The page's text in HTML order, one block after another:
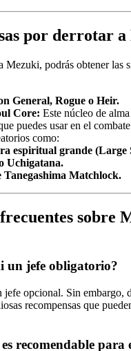
por derrotar
Mezuki, podrás obtener las
General, Rogue o Heir.
Core: Este núcleo de
puedes usar en el
como:
espiritual grande (Large
Uchigatana.
Tanegashima Matchlock.
sobre
un jefe obligatorio?
opcional. Sin embargo,
recompensas que
recomendable para